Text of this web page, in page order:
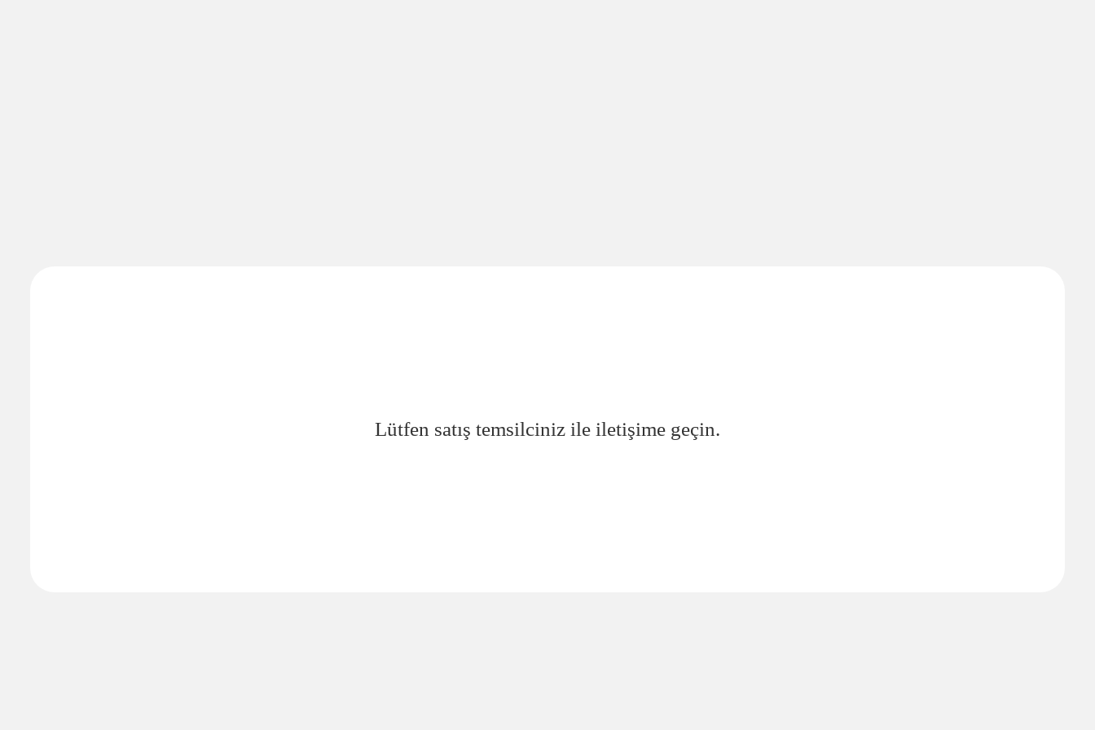
Lütfen satış temsilciniz ile iletişime geçin.